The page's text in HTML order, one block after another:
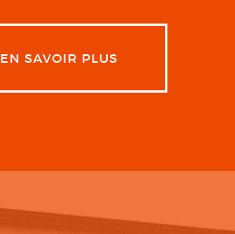
EN SAVOIR PLUS